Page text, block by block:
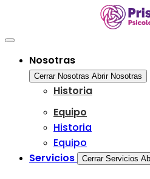
Nosotras
Cerrar Nosotras Abrir Nosotras
Historia
Equipo
Historia
Equipo
Servicios
Cerrar Servicios